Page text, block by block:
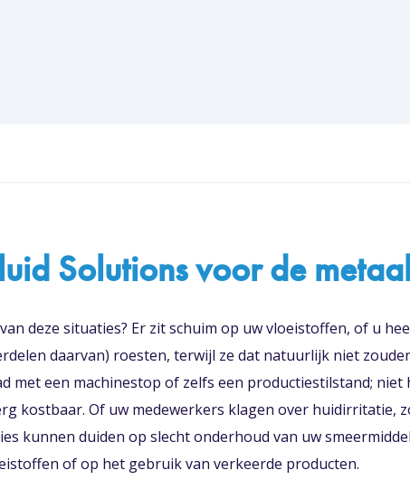
Solutions voor de
deze situaties? Er zit schuim op uw vloeistoffen, of u
daarvan) roesten, terwijl ze dat natuurlijk niet
met een machinestop of zelfs een productiestilstand; niet
kostbaar. Of uw medewerkers klagen over huidirritatie,
kunnen duiden op slecht onderhoud van uw
of op het gebruik van verkeerde producten.